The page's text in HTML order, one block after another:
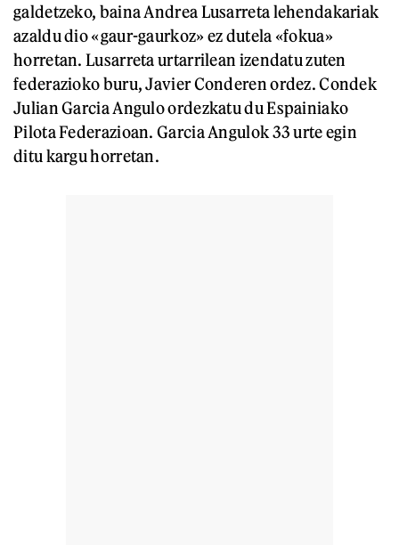
galdetzeko, baina Andrea Lusarreta lehendakariak
azaldu dio «gaur-gaurkoz» ez dutela «fokua»
horretan. Lusarreta urtarrilean izendatu zuten
federazioko buru, Javier Conderen ordez. Condek
Julian Garcia Angulo ordezkatu du Espainiako
Pilota Federazioan. Garcia Angulok 33 urte egin
ditu kargu horretan.